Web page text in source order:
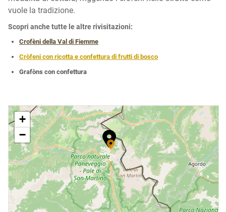
vuole la tradizione.
Scopri anche tutte le altre rivisitazioni:
Crofèni della Val di Fiemme
Cròfeni con ricotta e confettura di frutti di bosco
Grafòns con confettura
+
−